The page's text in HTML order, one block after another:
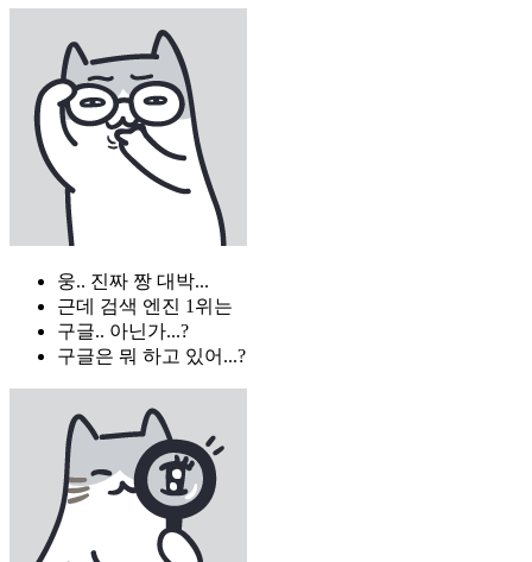
웅.. 진짜 짱 대박...
근데 검색 엔진 1위는
구글.. 아닌가...?
구글은 뭐 하고 있어...?